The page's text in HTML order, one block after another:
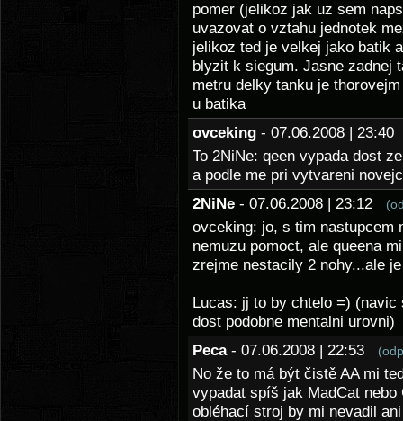
pomer (jelikoz jak uz sem
uvazovat o vztahu jednotek
jelikoz ted je velkej jako batik
blyzit k siegum. Jasne zadnej
metru delky tanku je
u batika
ovceking - 07.06.2008 |
To 2NiNe: qeen vypada dost
a podle me pri vytvareni
2NiNe - 07.06.2008 | 23:12
ovceking: jo, s tim nastupcem
nemuzu pomoct, ale queena
zrejme nestacily 2 nohy...ale
Lucas: jj to by chtelo =) (navic
dost podobne mentalni urovni)
Peca - 07.06.2008 | 22:53
No že to má být čistě AA mi
vypadat spíš jak MadCat
obléhací stroj by mi nevadil